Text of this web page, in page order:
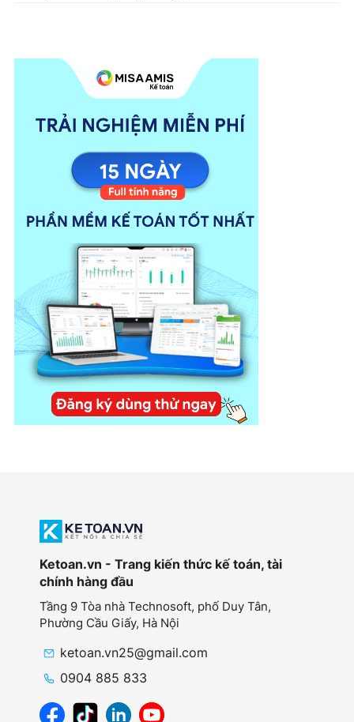
Ketoan.vn - Trang kiến thức kế toán, tài
chính hàng đầu
Tầng 9 Tòa nhà Technosoft, phố Duy Tân,
Phường Cầu Giấy, Hà Nội
ketoan.vn25@gmail.com
0904 885 833